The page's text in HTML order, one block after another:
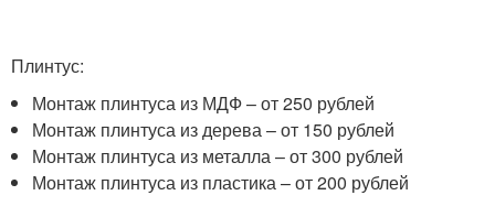
Плинтус:
Монтаж плинтуса из МДФ – от 250 рублей
Монтаж плинтуса из дерева – от 150 рублей
Монтаж плинтуса из металла – от 300 рублей
Монтаж плинтуса из пластика – от 200 рублей